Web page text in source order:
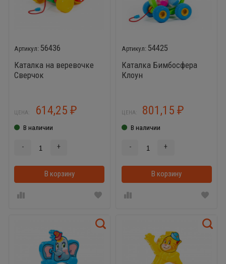
56436
Каталка на веревочке
Сверчок
ЦЕНА: 614,25 ₽
В наличии
- +
В корзину В корзинке
54425
Каталка Бимбосфера
Клоун
ЦЕНА: 801,15₽
В наличии
- +
В корзину